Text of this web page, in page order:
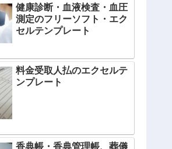
健康診断・血液検査・血圧
測定のフリーソフト・エク
セルテンプレート
料金受取人払のエクセルテ
ンプレート
香典帳・香典管理帳、葬儀